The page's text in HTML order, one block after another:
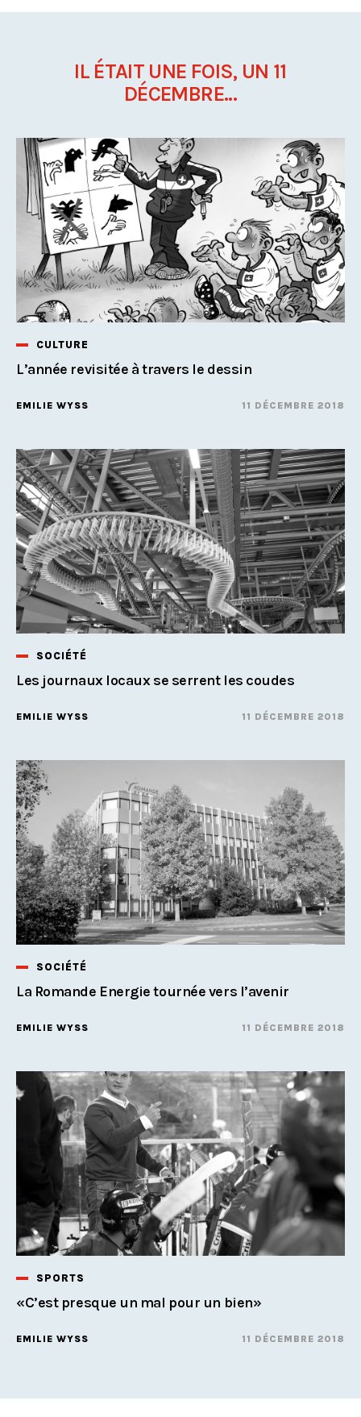
IL ÉTAIT UNE FOIS, UN 11
DÉCEMBRE...
CULTURE
L’année revisitée à travers le dessin
EMILIE WYSS 11 DÉCEMBRE 2018
SOCIÉTÉ
Les journaux locaux se serrent les coudes
EMILIE WYSS 11 DÉCEMBRE 2018
SOCIÉTÉ
La Romande Energie tournée vers l’avenir
EMILIE WYSS 11 DÉCEMBRE 2018
SPORTS
«C’est presque un mal pour un bien»
EMILIE WYSS 11 DÉCEMBRE 2018